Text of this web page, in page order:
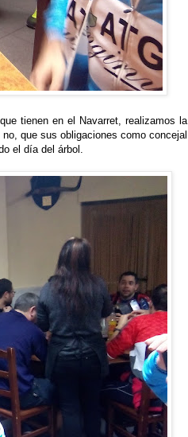
tienen en el Navarret, realizamos la
que sus obligaciones como concejal
el día del árbol.